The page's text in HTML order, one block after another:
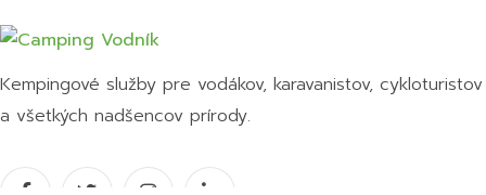
Kempingové služby pre vodákov, karavanistov, cykloturistov
a všetkých nadšencov prírody.